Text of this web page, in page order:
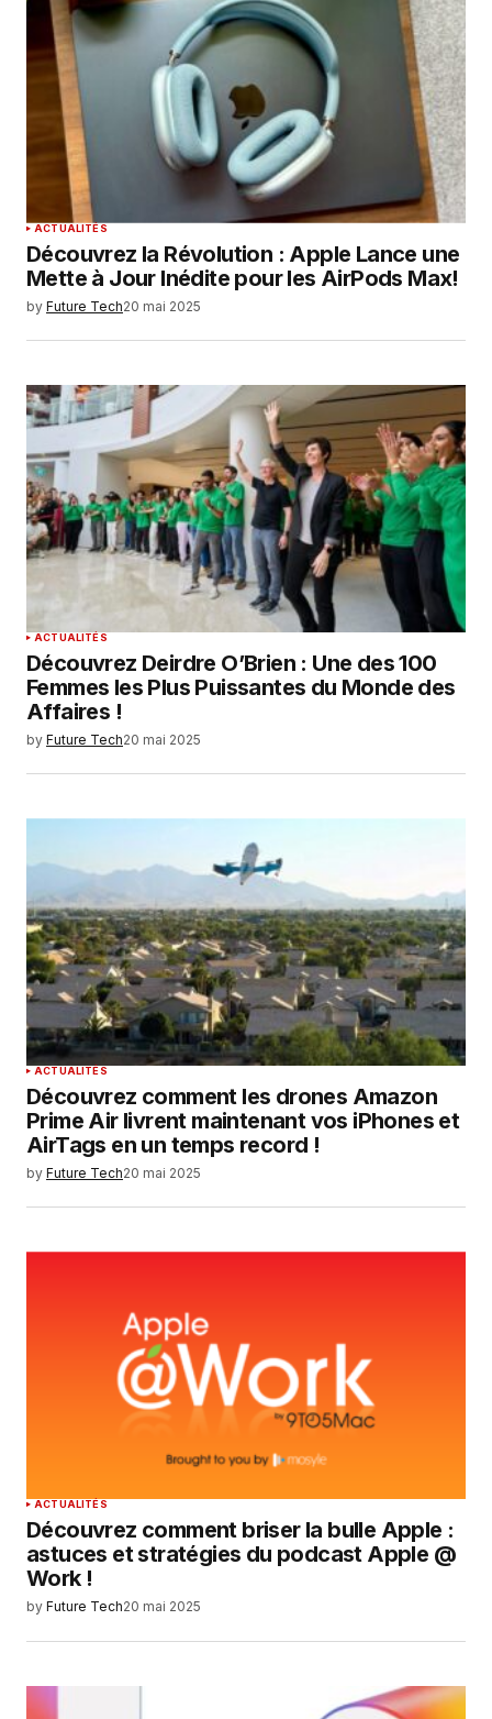
Your E-mail
Enregistrer mon nom, mon e-mail et mon
site dans le navigateur pour mon prochain
commentaire.
SUBMIT COMMENT
ACTUALITÉS
Découvrez la Révolution : Apple Lance une
Mette à Jour Inédite pour les AirPods Max!
by Future Tech20 mai 2025
ACTUALITÉS
Découvrez Deirdre O’Brien : Une des 100
Femmes les Plus Puissantes du Monde des
Affaires !
by Future Tech20 mai 2025
ACTUALITÉS
Découvrez comment les drones Amazon
Prime Air livrent maintenant vos iPhones et
AirTags en un temps record !
by Future Tech20 mai 2025
ACTUALITÉS
Découvrez comment briser la bulle Apple :
astuces et stratégies du podcast Apple @
Work !
by Future Tech20 mai 2025